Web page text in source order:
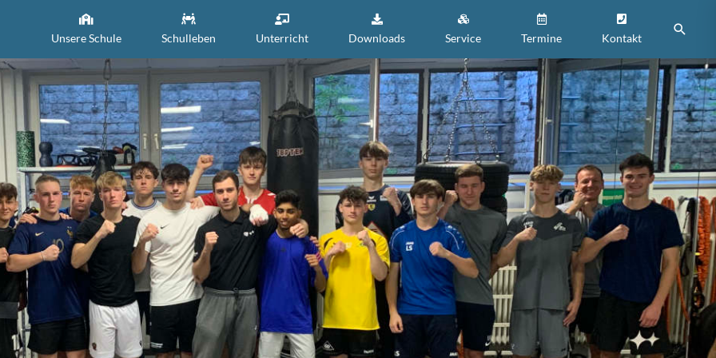
Unsere Schule Schulleben Unterricht Downloads Service Termine Kontakt